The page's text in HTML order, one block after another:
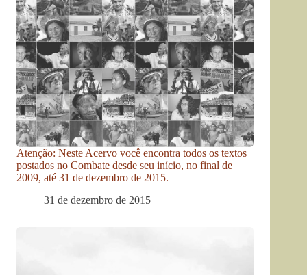
Atenção: Neste Acervo você encontra todos os textos
postados no Combate desde seu início, no final de
2009, até 31 de dezembro de 2015.
31 de dezembro de 2015